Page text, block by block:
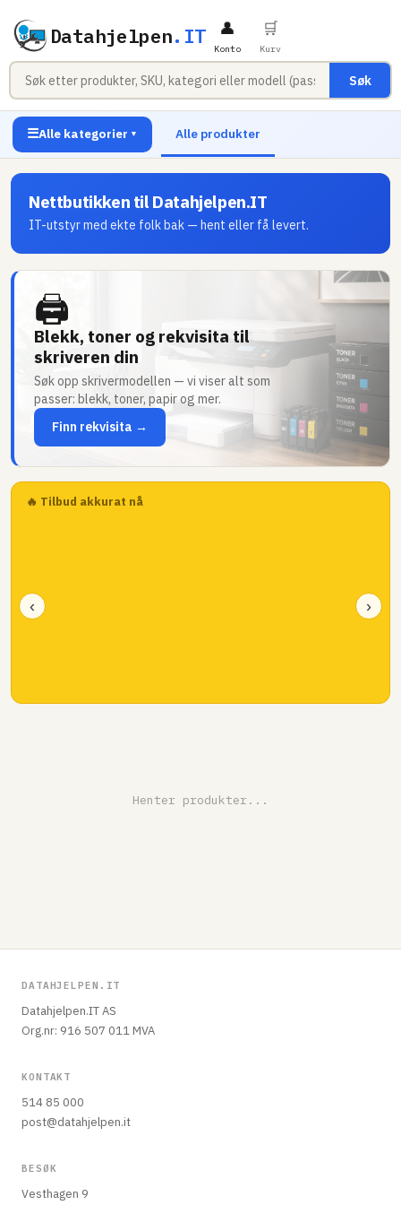
Datahjelpen.IT
Søk
👤
Konto
🛒
Kurv
☰Alle kategorier ▼ Alle produkter
Nettbutikken til Datahjelpen.IT
IT-utstyr med ekte folk bak — hent eller få levert.
🖨
Blekk, toner og rekvisita til
skriveren din
Søk opp skrivermodellen — vi viser alt som
passer: blekk, toner, papir og mer.
Finn rekvisita →
🔥 Tilbud akkurat nå
‹ ›
Henter produkter...
DATAHJELPEN.IT
Datahjelpen.IT AS
Org.nr: 916 507 011 MVA
KONTAKT
514 85 000
post@datahjelpen.it
BESØK
Vesthagen 9